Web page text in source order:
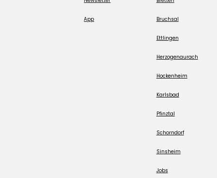
App Bruchsal
Ettlingen
Herzogenaurach
Hockenheim
Karlsbad
Pfinztal
Schorndorf
Sinsheim
Jobs